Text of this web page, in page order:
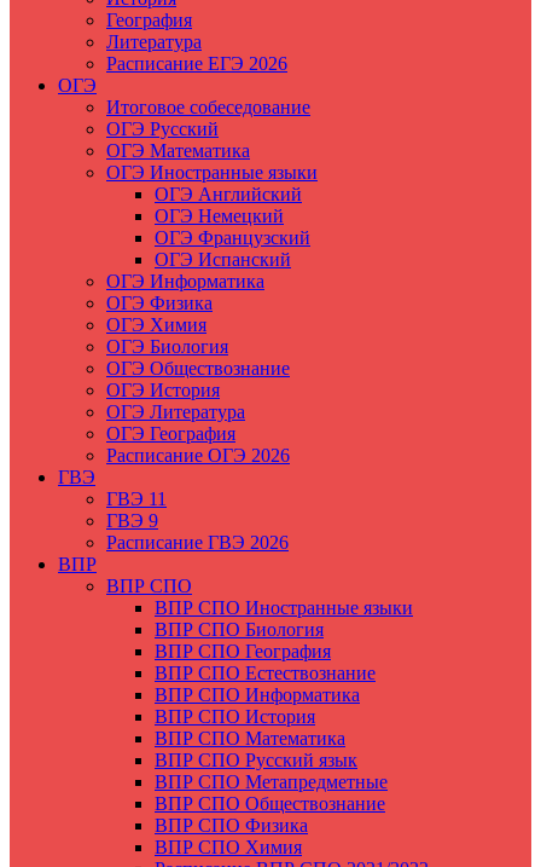
География
Литература
Расписание ЕГЭ 2026
ОГЭ
Итоговое собеседование
ОГЭ Русский
ОГЭ Математика
ОГЭ Иностранные языки
ОГЭ Английский
ОГЭ Немецкий
ОГЭ Французский
ОГЭ Испанский
ОГЭ Информатика
ОГЭ Физика
ОГЭ Химия
ОГЭ Биология
ОГЭ Обществознание
ОГЭ История
ОГЭ Литература
ОГЭ География
Расписание ОГЭ 2026
ГВЭ
ГВЭ 11
ГВЭ 9
Расписание ГВЭ 2026
ВПР
ВПР СПО
ВПР СПО Иностранные языки
ВПР СПО Биология
ВПР СПО География
ВПР СПО Естествознание
ВПР СПО Информатика
ВПР СПО История
ВПР СПО Математика
ВПР СПО Русский язык
ВПР СПО Метапредметные
ВПР СПО Обществознание
ВПР СПО Физика
ВПР СПО Химия